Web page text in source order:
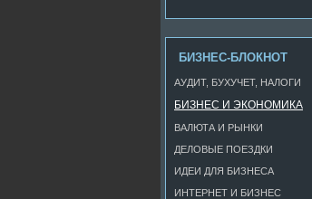
БИЗНЕС-БЛОКНОТ
АУДИТ, БУХУЧЕТ, НАЛОГИ
БИЗНЕС И ЭКОНОМИКА
ВАЛЮТА И РЫНКИ
ДЕЛОВЫЕ ПОЕЗДКИ
ИДЕИ ДЛЯ БИЗНЕСА
ИНТЕРНЕТ И БИЗНЕС